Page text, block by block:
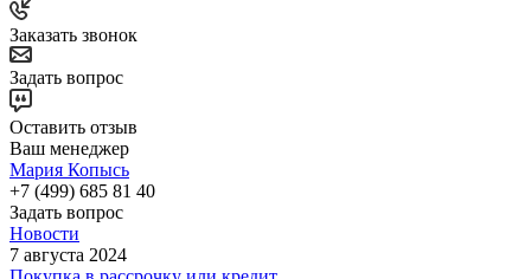
Заказать звонок
Задать вопрос
Оставить отзыв
Ваш менеджер
Мария Копысь
+7 (499) 685 81 40
Задать вопрос
Новости
7 августа 2024